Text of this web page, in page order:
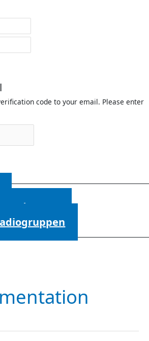
code to your email. Please enter